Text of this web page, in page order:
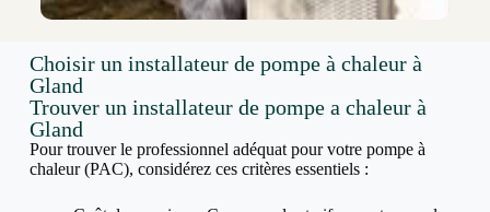
Choisir un installateur de pompe à chaleur à
Gland
Trouver un installateur de pompe a chaleur à
Gland
Pour trouver le professionnel adéquat pour votre pompe à
chaleur (PAC), considérez ces critères essentiels :